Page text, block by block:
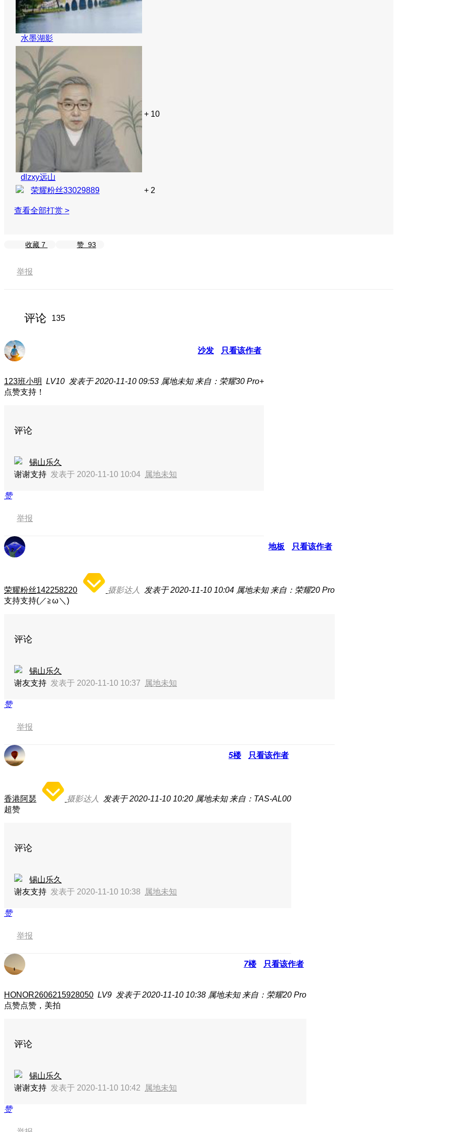
水墨湖影
dlzxy远山
+ 10
荣耀粉丝33029889 + 2
查看全部打赏 >
收藏 7 赞 93
举报
评论 135
沙发 只看该作者
123班小明 LV10 发表于 2020-11-10 09:53 属地未知 来自：荣耀30 Pro+
点赞支持！
评论
锡山乐久
谢谢支持 发表于 2020-11-10 10:04 属地未知
赞
举报
地板 只看该作者
荣耀粉丝142258220 摄影达人 发表于 2020-11-10 10:04 属地未知 来自：荣耀20 Pro
支持支持(／≧ω＼)
评论
锡山乐久
谢友支持 发表于 2020-11-10 10:37 属地未知
赞
举报
5楼 只看该作者
香港阿瑟 摄影达人 发表于 2020-11-10 10:20 属地未知 来自：TAS-AL00
超赞
评论
锡山乐久
谢友支持 发表于 2020-11-10 10:38 属地未知
赞
举报
7楼 只看该作者
HONOR2606215928050 LV9 发表于 2020-11-10 10:38 属地未知 来自：荣耀20 Pro
点赞点赞，美拍
评论
锡山乐久
谢谢支持 发表于 2020-11-10 10:42 属地未知
赞